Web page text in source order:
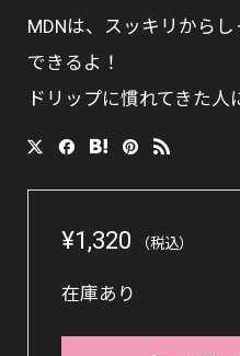
MDNは、スッキリから
できるよ！
ドリップに慣れてきた人
¥1,320 （税込）
在庫あり